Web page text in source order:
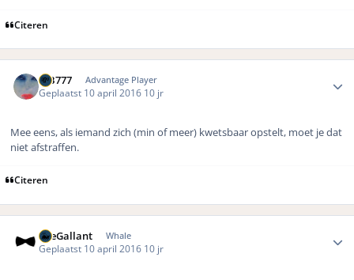
Citeren
MB777 Advantage Player
Geplaatst 10 april 2016 10 jr
Mee eens, als iemand zich (min of meer) kwetsbaar opstelt, moet je dat
niet afstraffen.
Citeren
TheGallant Whale
Geplaatst 10 april 2016 10 jr